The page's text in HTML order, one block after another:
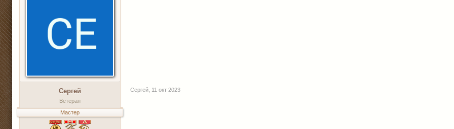
Сергей
Ветеран
Мастер
Сергей 11 окт 2023